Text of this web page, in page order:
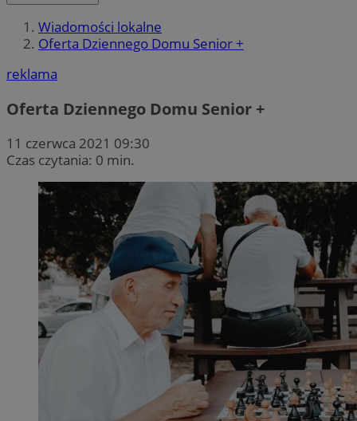
Wiadomości lokalne
Oferta Dziennego Domu Senior +
reklama
Oferta Dziennego Domu Senior +
11 czerwca 2021 09:30
Czas czytania: 0 min.